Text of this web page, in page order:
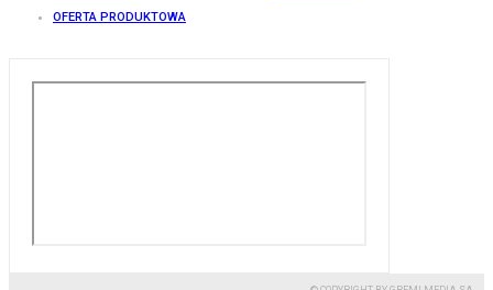
OFERTA PRODUKTOWA